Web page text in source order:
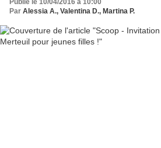
Par Alessia A., Valentina D., Martina P.